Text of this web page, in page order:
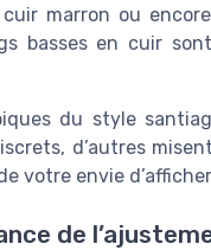
marron ou
basses en cuir
du style
d’autres
votre envie
de